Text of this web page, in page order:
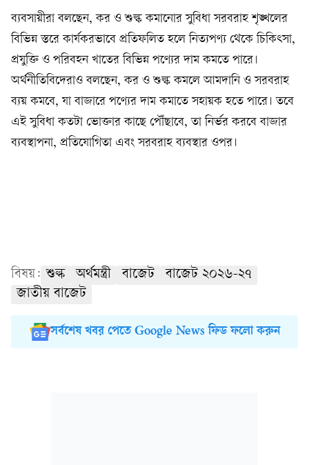
ব্যবসায়ীরা বলছেন, কর ও শুল্ক কমানোর সুবিধা সরবরাহ শৃঙ্খলের
বিভিন্ন স্তরে কার্যকরভাবে প্রতিফলিত হলে নিত্যপণ্য থেকে চিকিৎসা,
প্রযুক্তি ও পরিবহন খাতের বিভিন্ন পণ্যের দাম কমতে পারে।
অর্থনীতিবিদেরাও বলছেন, কর ও শুল্ক কমলে আমদানি ও সরবরাহ
ব্যয় কমবে, যা বাজারে পণ্যের দাম কমাতে সহায়ক হতে পারে। তবে
এই সুবিধা কতটা ভোক্তার কাছে পৌঁছাবে, তা নির্ভর করবে বাজার
ব্যবস্থাপনা, প্রতিযোগিতা এবং সরবরাহ ব্যবস্থার ওপর।
বিষয়: শুল্ক অর্থমন্ত্রী বাজেট
বাজেট ২০২৬-২৭
জাতীয় বাজেট
সর্বশেষ খবর পেতে Google News ফিড ফলো করুন